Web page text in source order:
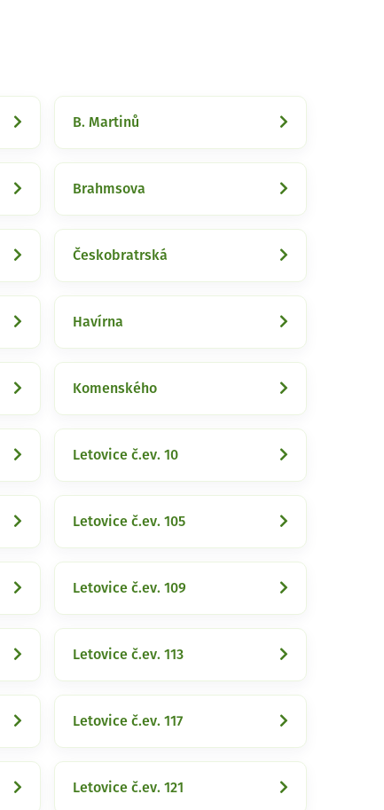
B. Martinů
Brahmsova
Českobratrská
Havírna
Komenského
Letovice č.ev. 10
Letovice č.ev. 105
Letovice č.ev. 109
Letovice č.ev. 113
Letovice č.ev. 117
Letovice č.ev. 121